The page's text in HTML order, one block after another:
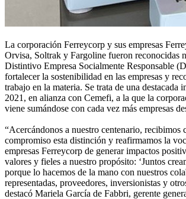
La corporación Ferreycorp y sus empresas
Orvisa, Soltrak y Fargoline fueron reconocidas
Distintivo Empresa Socialmente Responsable
fortalecer la sostenibilidad en las empresas y
trabajo en la materia. Se trata de una destacada
2021, en alianza con Cemefi, a la que la
viene sumándose con cada vez más empresas
“Acercándonos a nuestro centenario, recibimos
compromiso esta distinción y reafirmamos la
empresas Ferreycorp de generar impactos
valores y fieles a nuestro propósito: ‘Juntos
porque lo hacemos de la mano con nuestros
representadas, proveedores, inversionistas y
destacó Mariela García de Fabbri, gerente